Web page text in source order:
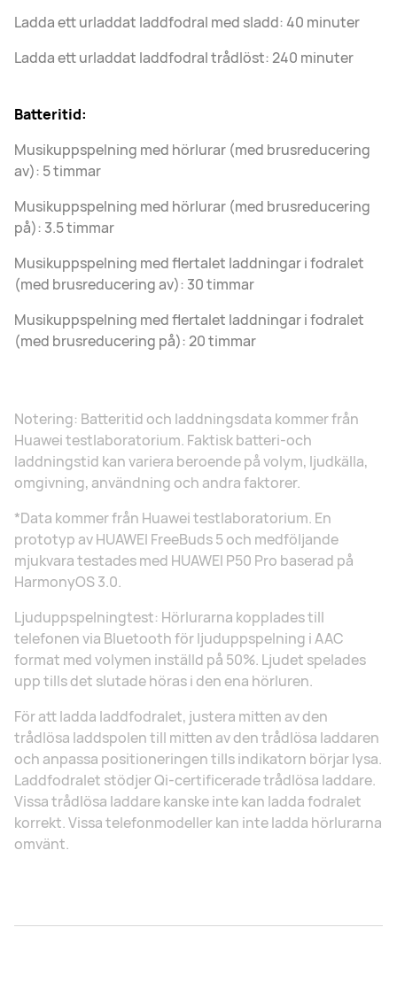
Ladda ett urladdat laddfodral med sladd: 40 minuter
Ladda ett urladdat laddfodral trådlöst: 240 minuter
Batteritid:
Musikuppspelning med hörlurar (med brusreducering
av): 5 timmar
Musikuppspelning med hörlurar (med brusreducering
på): 3.5 timmar
Musikuppspelning med flertalet laddningar i fodralet
(med brusreducering av): 30 timmar
Musikuppspelning med flertalet laddningar i fodralet
(med brusreducering på): 20 timmar
Notering: Batteritid och laddningsdata kommer från
Huawei testlaboratorium. Faktisk batteri-och
laddningstid kan variera beroende på volym, ljudkälla,
omgivning, användning och andra faktorer.
*Data kommer från Huawei testlaboratorium. En
prototyp av HUAWEI FreeBuds 5 och medföljande
mjukvara testades med HUAWEI P50 Pro baserad på
HarmonyOS 3.0.
Ljuduppspelningtest: Hörlurarna kopplades till
telefonen via Bluetooth för ljuduppspelning i AAC
format med volymen inställd på 50%. Ljudet spelades
upp tills det slutade höras i den ena hörluren.
För att ladda laddfodralet, justera mitten av den
trådlösa laddspolen till mitten av den trådlösa laddaren
och anpassa positioneringen tills indikatorn börjar lysa.
Laddfodralet stödjer Qi-certificerade trådlösa laddare.
Vissa trådlösa laddare kanske inte kan ladda fodralet
korrekt. Vissa telefonmodeller kan inte ladda hörlurarna
omvänt.